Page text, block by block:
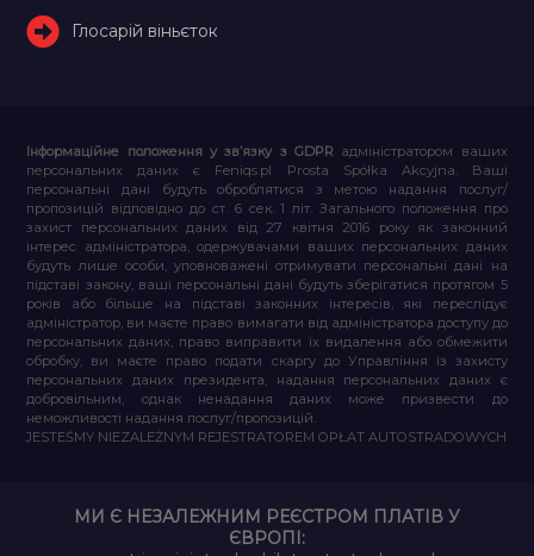
Глосарій віньєток
Інформаційне положення у зв’язку з GDPR адміністратором ваших
персональних даних є Feniqs.pl Prosta Spółka Akcyjna. Ваші
персональні дані будуть оброблятися з метою надання послуг/
пропозицій відповідно до ст. 6 сек. 1 літ. Загального положення про
захист персональних даних від 27 квітня 2016 року як законний
інтерес адміністратора, одержувачами ваших персональних даних
будуть лише особи, уповноважені отримувати персональні дані на
підставі закону, ваші персональні дані будуть зберігатися протягом 5
років або більше на підставі законних інтересів, які переслідує
адміністратор, ви маєте право вимагати від адміністратора доступу до
персональних даних, право виправити їх видалення або обмежити
обробку, ви маєте право подати скаргу до Управління із захисту
персональних даних президента, надання персональних даних є
добровільним, однак ненадання даних може призвести до
неможливості надання послуг/пропозицій.
JESTEŚMY NIEZALEŻNYM REJESTRATOREM OPŁAT AUTOSTRADOWYCH
МИ Є НЕЗАЛЕЖНИМ РЕЄСТРОМ ПЛАТІВ У
ЄВРОПІ: